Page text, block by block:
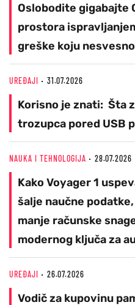
Oslobodite gigabajte
prostora
greške koju
UREĐAJI 31.07.2026
Korisno je znati: Šta
trozupca pored USB
NAUKA I TEHNOLOGIJA 28.07.2026
Kako Voyager 1
šalje naučne
manje računske
modernog ključa za
UREĐAJI 26.07.2026
Vodič za kupovinu